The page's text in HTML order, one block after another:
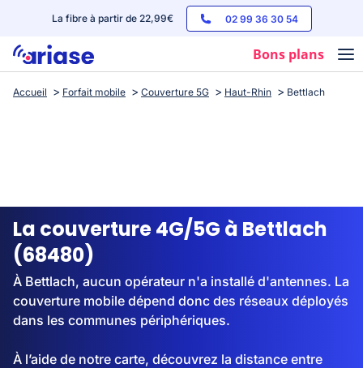
La fibre à partir de 22,99€ 02 99 36 30 54
Bons plans
Box internet
Streaming
Accueil Forfait mobile Couverture 5G Haut-Rhin Bettlach
La couverture 4G/5G à Bettlach
(68480)
À Bettlach, aucun opérateur n'a installé d'antennes. La
couverture mobile dépend donc des réseaux déployés
dans les communes périphériques.
À l’aide de notre carte, découvrez la distance entre